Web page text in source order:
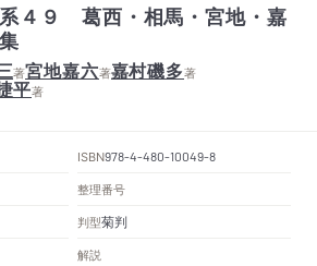
４９ 葛西・相馬・宮地・嘉
著宮地嘉六著嘉村磯多著
平著
ISBN978-4-480-10049-8
整理番号
判型菊判
解説